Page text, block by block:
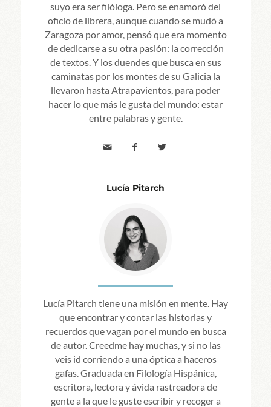
suyo era ser filóloga. Pero se enamoró del
oficio de librera, aunque cuando se mudó a
Zaragoza por amor, pensó que era momento
de dedicarse a su otra pasión: la corrección
de textos. Y los duendes que busca en sus
caminatas por los montes de su Galicia la
llevaron hasta Atrapavientos, para poder
hacer lo que más le gusta del mundo: estar
entre palabras y gente.
Lucía Pitarch
Lucía Pitarch tiene una misión en mente. Hay
que encontrar y contar las historias y
recuerdos que vagan por el mundo en busca
de autor. Creedme hay muchas, y si no las
veis id corriendo a una óptica a haceros
gafas. Graduada en Filología Hispánica,
escritora, lectora y ávida rastreadora de
gente a la que le guste escribir y recoger a